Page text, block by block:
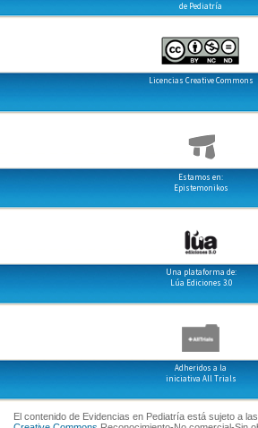
de Pediatría
Licencias Creative Commons
Estamos en:
Epistemonikos
Una plataforma de:
Lúa Ediciones 3.0
Adheridos a la
iniciativa All Trials
El contenido de Evidencias en Pediatría está sujeto a